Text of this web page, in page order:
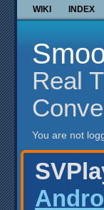
WIKI INDEX
Real
You are not